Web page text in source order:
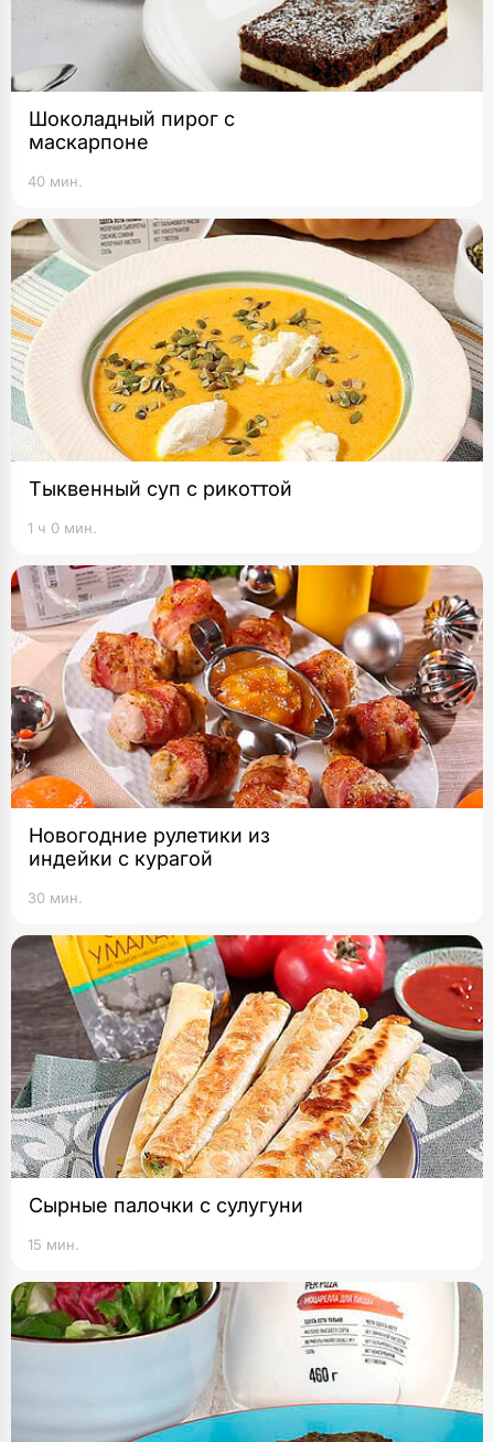
Шоколадный пирог с
маскарпоне
40 мин.
Тыквенный суп с рикоттой
1 ч 0 мин.
Новогодние рулетики из
индейки с курагой
30 мин.
Сырные палочки с сулугуни
15 мин.